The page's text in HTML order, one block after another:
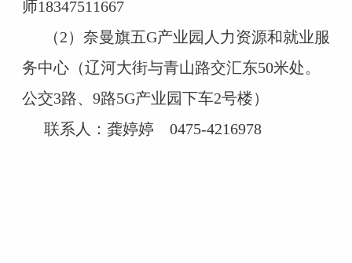
师18347511667
（2）奈曼旗五G产业园人力资源和就业服
务中心（辽河大街与青山路交汇东50米处。
公交3路、9路5G产业园下车2号楼）
联系人：龚婷婷
0475-4216978